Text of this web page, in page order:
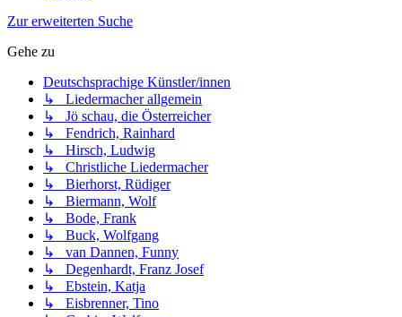
Zur erweiterten Suche
Gehe zu
Deutschsprachige Künstler/innen
↳ Liedermacher allgemein
↳ Jö schau, die Österreicher
↳ Fendrich, Rainhard
↳ Hirsch, Ludwig
↳ Christliche Liedermacher
↳ Bierhorst, Rüdiger
↳ Biermann, Wolf
↳ Bode, Frank
↳ Buck, Wolfgang
↳ van Dannen, Funny
↳ Degenhardt, Franz Josef
↳ Ebstein, Katja
↳ Eisbrenner, Tino